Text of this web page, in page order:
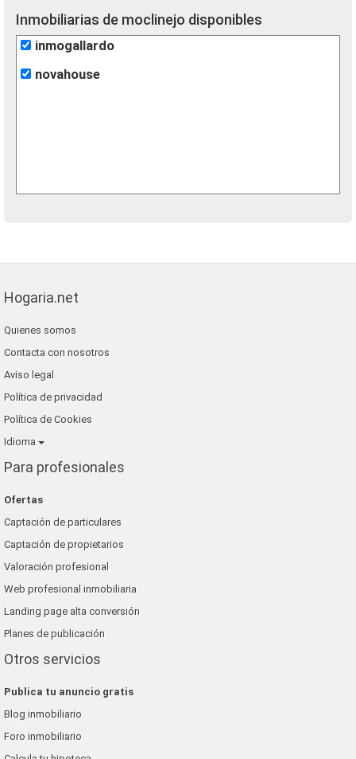
Inmobiliarias de moclinejo disponibles
inmogallardo
novahouse
Hogaria.net
Quienes somos
Contacta con nosotros
Aviso legal
Política de privacidad
Política de Cookies
Idioma
Para profesionales
Ofertas
Captación de particulares
Captación de propietarios
Valoración profesional
Web profesional inmobiliaria
Landing page alta conversión
Planes de publicación
Otros servicios
Publica tu anuncio gratis
Blog inmobiliario
Foro inmobiliario